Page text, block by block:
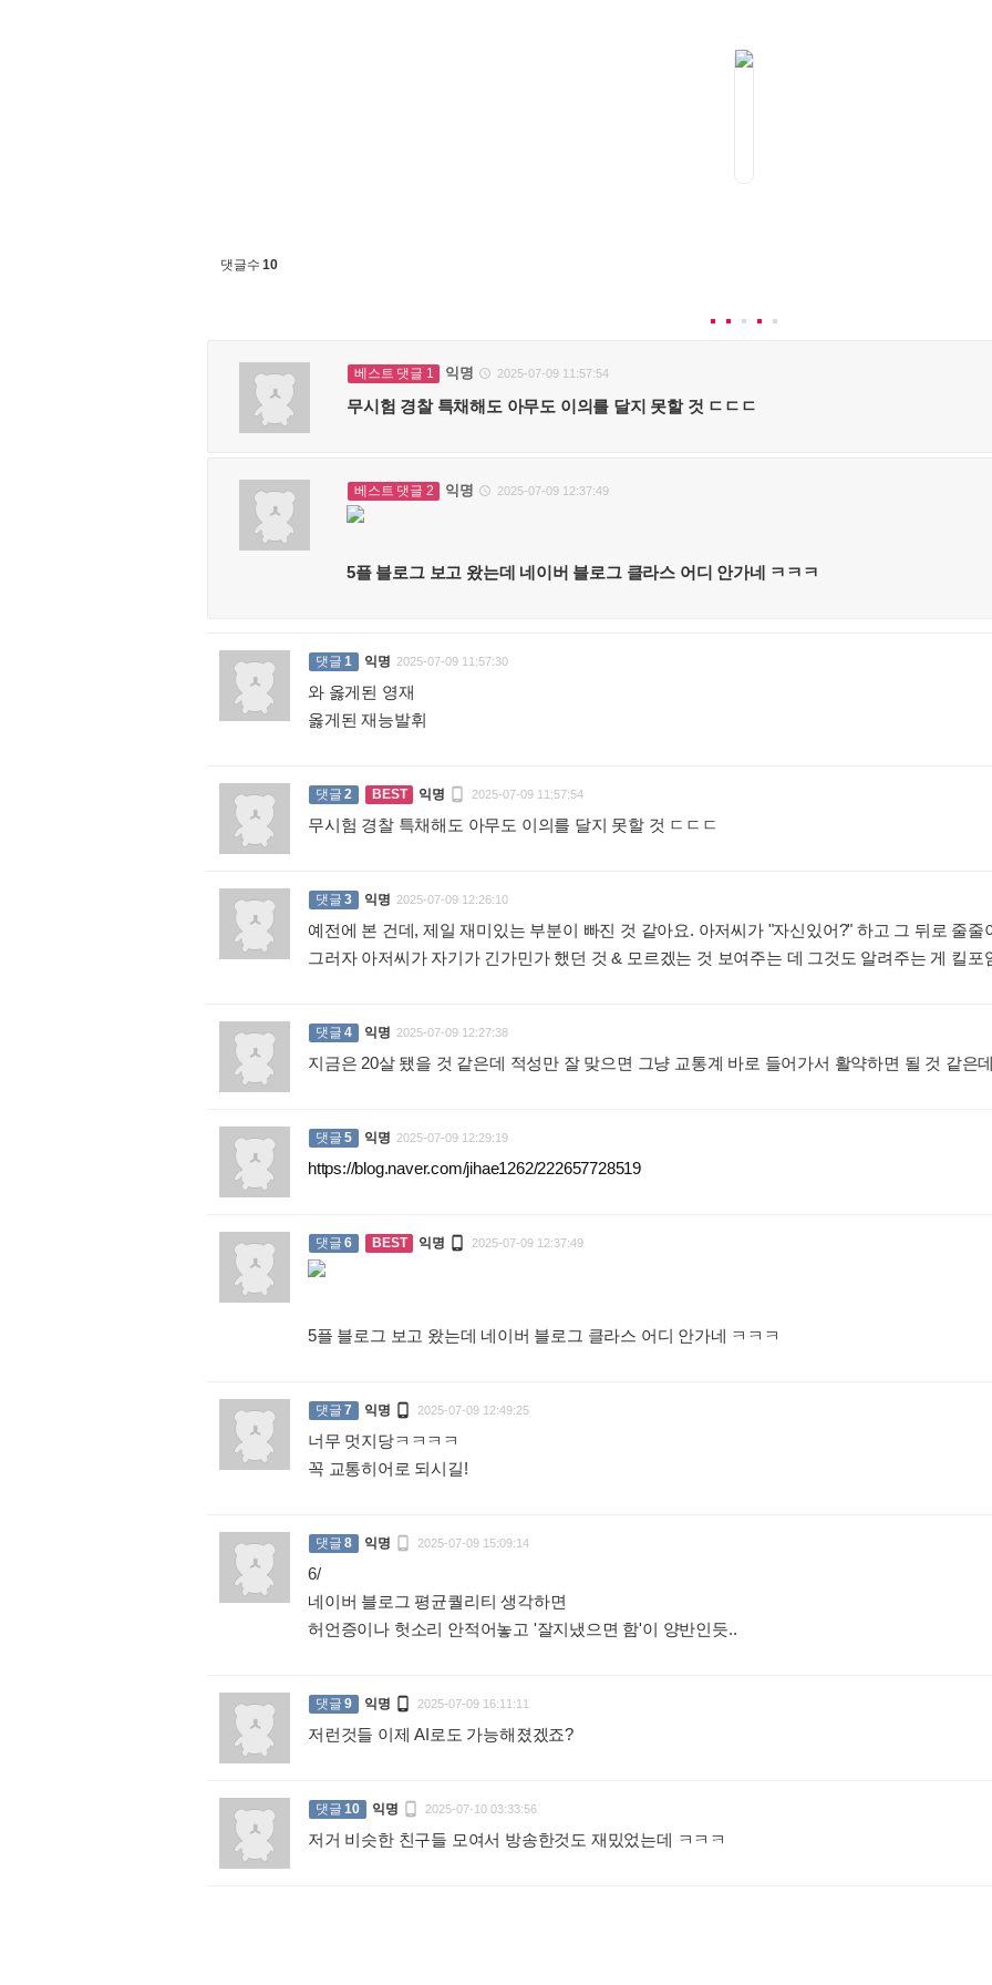
댓글수10
베스트 댓글 1 익명  2025-07-09 11:57:54
무시험 경찰 특채해도 아무도 이의를 달지 못할 것 ㄷㄷㄷ
베스트 댓글 2 익명  2025-07-09 12:37:49
5플 블로그 보고 왔는데 네이버 블로그 클라스 어디 안가네 ㅋㅋㅋ
댓글1 익명 2025-07-09 11:57:30
와 옳게된 영재
옳게된 재능발휘
댓글2 BEST 익명  2025-07-09 11:57:54
무시험 경찰 특채해도 아무도 이의를 달지 못할 것 ㄷㄷㄷ
댓글3 익명 2025-07-09 12:26:10
예전에 본 건데, 제일 재미있는 부분이 빠진 것 같아요. 아저씨가 "자신있어?" 하고 그 뒤로 줄줄
그러자 아저씨가 자기가 긴가민가 했던 것 & 모르겠는 것 보여주는 데 그것도 알려주는 게 킬포
댓글4 익명 2025-07-09 12:27:38
지금은 20살 됐을 것 같은데 적성만 잘 맞으면 그냥 교통계 바로 들어가서 활약하면 될 것 같은
댓글5 익명 2025-07-09 12:29:19
https://blog.naver.com/jihae1262/222657728519
댓글6 BEST 익명  2025-07-09 12:37:49
5플 블로그 보고 왔는데 네이버 블로그 클라스 어디 안가네 ㅋㅋㅋ
댓글7 익명  2025-07-09 12:49:25
너무 멋지당ㅋㅋㅋㅋ
꼭 교통히어로 되시길!
댓글8 익명  2025-07-09 15:09:14
6/
네이버 블로그 평균퀄리티 생각하면
허언증이나 헛소리 안적어놓고 '잘지냈으면 함'이 양반인듯..
댓글9 익명  2025-07-09 16:11:11
저런것들 이제 AI로도 가능해졌겠죠?
댓글10 익명  2025-07-10 03:33:56
저거 비슷한 친구들 모여서 방송한것도 재밌었는데 ㅋㅋㅋ